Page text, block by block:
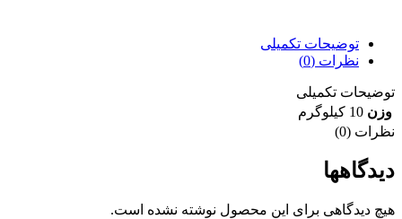
توضیحات تکمیلی
نظرات (0)
توضیحات تکمیلی
وزن 10 کیلوگرم
نظرات (0)
دیدگاهها
هیچ دیدگاهی برای این محصول نوشته نشده است.